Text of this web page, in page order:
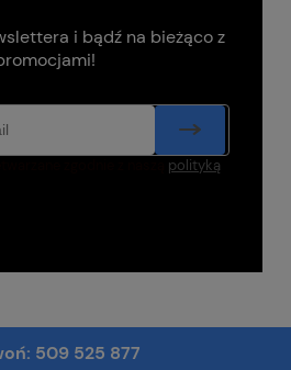
i bądź na bieżąco z
polityką
509 525 877